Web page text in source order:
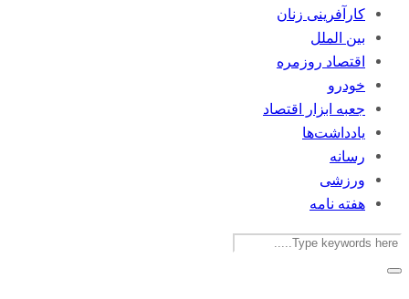
کارآفرینی زنان
بین الملل
اقتصاد روزمره
خودرو
جعبه ابزار اقتصاد
یادداشت‌ها
رسانه
ورزشی
هفته نامه